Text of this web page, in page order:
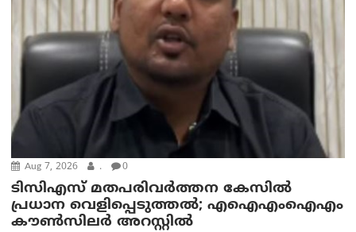
Aug 7, 2026 . 0
ടിസിഎസ് മതപരിവർത്തന കേസിൽ
പ്രധാന വെളിപ്പെടുത്തൽ; എഐഎംഐഎം
കൗൺസിലർ അറസ്റ്റിൽ